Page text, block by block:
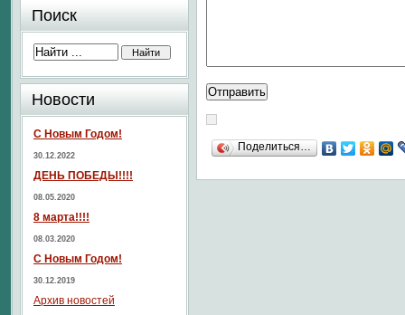
Поделиться…
Поиск
Новости
С Новым Годом!
30.12.2022
ДЕНЬ ПОБЕДЫ!!!!
08.05.2020
8 марта!!!!
08.03.2020
С Новым Годом!
30.12.2019
Архив новостей